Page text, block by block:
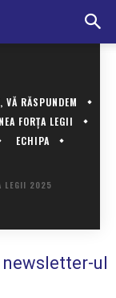
VĂ RĂSPUNDEM
FORȚA LEGII
ECHIPA
LEGII 2025
ul